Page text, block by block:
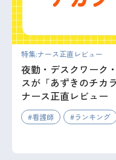
特集:ナース正直レビュー
夜勤・デスクワーク
スが「あずきのチカ
ナース正直レビュー
看護師 ランキング